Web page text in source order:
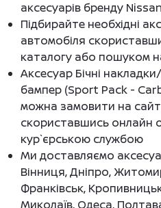
аксесуарів бренду Nissan
Підбирайте необхідні
автомобіля
каталогу або пошуком
Аксесуар Бічні
бампер (Sport Pack -
можна замовити на
скориставшись онлайн
кур`єрською службою
Ми доставляємо
Вінниця, Дніпро,
Франківськ,
Миколаїв, Одеса,